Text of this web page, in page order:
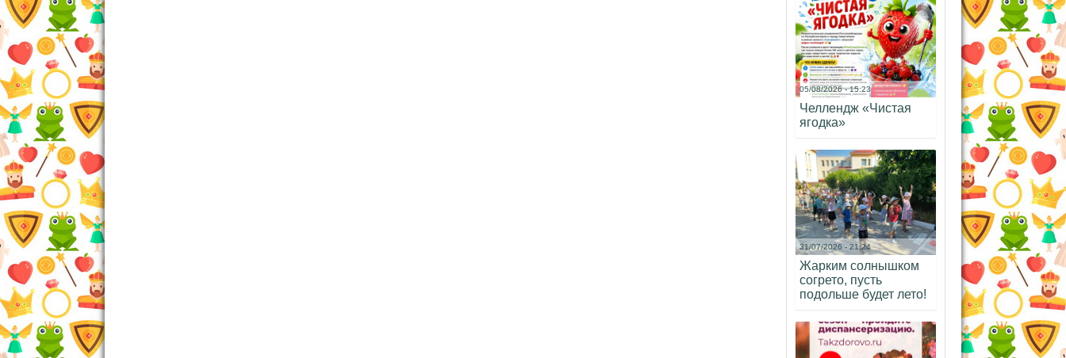
05/08/2026 - 15:23
Челлендж «Чистая
ягодка»
31/07/2026 - 21:24
Жарким солнышком
согрето, пусть
подольше будет лето!